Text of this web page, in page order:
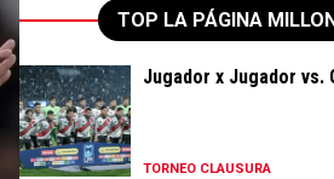
TOP LA PÁGINA
Jugador x Jugador vs.
TORNEO CLAUSURA